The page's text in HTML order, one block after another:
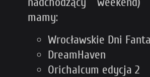
mamy:
Wrocławskie Dni
DreamHaven
Orichalcum edycja 2